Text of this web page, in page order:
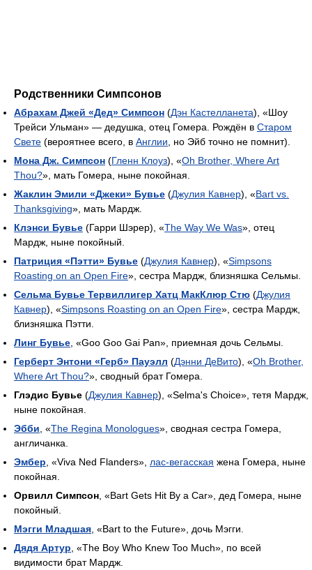
Родственники Симпсонов
Абрахам Джей «Дед» Симпсон (Дэн Кастелланета), «Шоу
Трейси Ульман» — дедушка, отец Гомера. Рождён в Старом
Свете (вероятнее всего, в Англии , но Эйб точно не помнит).
Мона Дж. Симпсон (Гленн Клоуз), «Oh Brother, Where Art
Thou?», мать Гомера, ныне покойная.
Жаклин Эмили «Джеки» Бувье (Джулия Кавнер), «Bart vs.
Thanksgiving», мать Мардж.
Клэнси Бувье (Гарри Шэрер), «The Way We Was», отец
Мардж, ныне покойный.
Патриция «Пэтти» Бувье (Джулия Кавнер), «Simpsons
Roasting on an Open Fire», сестра Мардж, близняшка Сельмы.
Сельма Бувье Тервиллигер Хатц МакКлюр Стю (Джулия
Кавнер), «Simpsons Roasting on an Open Fire», сестра Мардж,
близняшка Пэтти.
Линг Бувье , «Goo Goo Gai Pan», приемная дочь Сельмы.
Герберт Энтони «Герб» Пауэлл (Дэнни ДеВито), «Oh Brother,
Where Art Thou?», сводный брат Гомера.
Глэдис Бувье (Джулия Кавнер), «Selma's Choice», тетя Мардж,
ныне покойная.
Эбби , «The Regina Monologues», сводная сестра Гомера,
англичанка.
Эмбер , «Viva Ned Flanders», лас-вегасская жена Гомера, ныне
покойная.
Орвилл Симпсон , «Bart Gets Hit By a Car», дед Гомера, ныне
покойный.
Мэгги Младшая , «Bart to the Future», дочь Мэгги.
Дядя Артур , «The Boy Who Knew Too Much», по всей
видимости брат Мардж.